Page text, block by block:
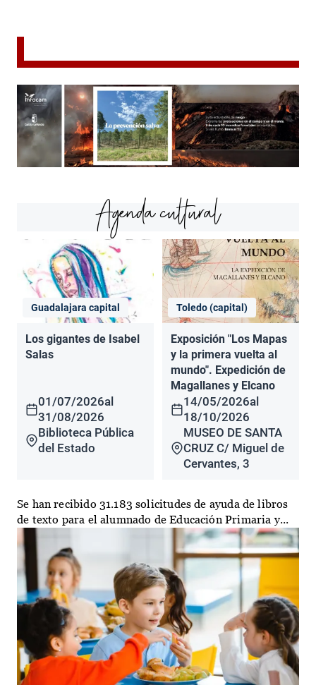
Agenda cultural
Guadalajara capital
Los gigantes de Isabel
Salas
01/07/2026al
31/08/2026
Biblioteca Pública
del Estado
Toledo (capital)
Exposición "Los Mapas
y la primera vuelta al
mundo". Expedición de
Magallanes y Elcano
14/05/2026al
18/10/2026
MUSEO DE SANTA
CRUZ C/ Miguel de
Cervantes, 3
Se han recibido 31.183 solicitudes de ayuda de libros
de texto para el alumnado de Educación Primaria y...